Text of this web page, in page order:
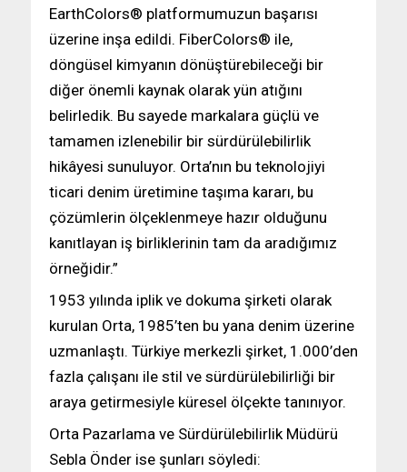
EarthColors® platformumuzun başarısı
üzerine inşa edildi. FiberColors® ile,
döngüsel kimyanın dönüştürebileceği bir
diğer önemli kaynak olarak yün atığını
belirledik. Bu sayede markalara güçlü ve
tamamen izlenebilir bir sürdürülebilirlik
hikâyesi sunuluyor. Orta’nın bu teknolojiyi
ticari denim üretimine taşıma kararı, bu
çözümlerin ölçeklenmeye hazır olduğunu
kanıtlayan iş birliklerinin tam da aradığımız
örneğidir.”
1953 yılında iplik ve dokuma şirketi olarak
kurulan Orta, 1985’ten bu yana denim üzerine
uzmanlaştı. Türkiye merkezli şirket, 1.000’den
fazla çalışanı ile stil ve sürdürülebilirliği bir
araya getirmesiyle küresel ölçekte tanınıyor.
Orta Pazarlama ve Sürdürülebilirlik Müdürü
Sebla Önder ise şunları söyledi: